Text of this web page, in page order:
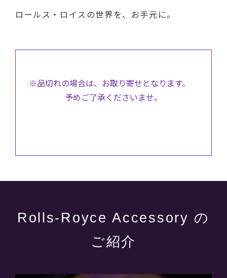
ロールス・ロイスの世界を、お手元に。
※品切れの場合は、お取り寄せとなります。
予めご了承くださいませ。
Rolls-Royce Accessory の
ご紹介